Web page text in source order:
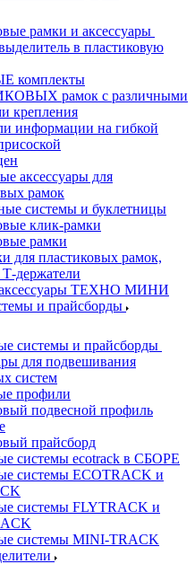
рамки и аксессуары
в пластиковую
комплекты
рамок с различными
крепления
информации на гибкой
аксессуары для
рамок
системы и буклетницы
клик-рамки
рамки
для пластиковых рамок,
держатели
ТЕХНО МИНИ
и прайсборды
системы и прайсборды
для подвешивания
систем
профили
подвесной профиль
прайсборд
системы ecotrack в СБОРЕ
системы ECOTRACK и
системы FLYTRACK и
системы MINI-TRACK